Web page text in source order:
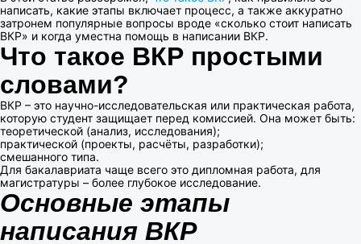
написать, какие этапы включает процесс, а также аккуратно
затронем популярные вопросы вроде «сколько стоит написать
ВКР» и когда уместна помощь в написании ВКР.
Что такое ВКР простыми
словами?
ВКР – это научно-исследовательская или практическая работа,
которую студент защищает перед комиссией. Она может быть:
теоретической (анализ, исследования);
практической (проекты, расчёты, разработки);
смешанного типа.
Для бакалавриата чаще всего это дипломная работа, для
магистратуры – более глубокое исследование.
Основные этапы
написания ВКР